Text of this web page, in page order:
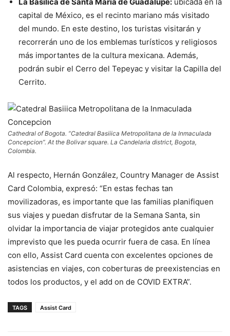
capital de México, es el recinto mariano más visitado
del mundo. En este destino, los turistas visitarán y
recorrerán uno de los emblemas turísticos y religiosos
más importantes de la cultura mexicana. Además,
podrán subir el Cerro del Tepeyac y visitar la Capilla del
Cerrito.
Cathedral of Bogota. “Catedral Basiiica Metropolitana de la Inmaculada
Concepcion”. At the Bolivar square. La Candelaria district, Bogota,
Colombia.
Al respecto, Hernán González, Country Manager de Assist
Card Colombia, expresó: “En estas fechas tan
movilizadoras, es importante que las familias planifiquen
sus viajes y puedan disfrutar de la Semana Santa, sin
olvidar la importancia de viajar protegidos ante cualquier
imprevisto que les pueda ocurrir fuera de casa. En línea
con ello, Assist Card cuenta con excelentes opciones de
asistencias en viajes, con coberturas de preexistencias en
todos los productos, y el add on de COVID EXTRA”.
TAGS Assist Card